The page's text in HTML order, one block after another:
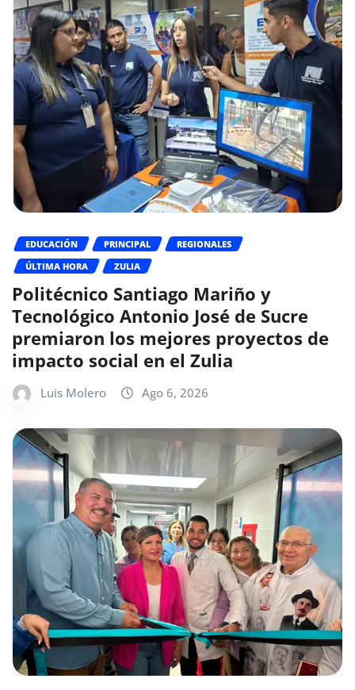
EDUCACIÓN PRINCIPAL
REGIONALES
ÚLTIMA HORA
ZULIA
Politécnico Santiago Mariño y
Tecnológico Antonio José de Sucre
premiaron los mejores proyectos de
impacto social en el Zulia
Luis Molero Ago 6, 2026